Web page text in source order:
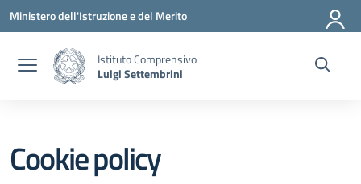
Vai ai contenuti
Vai al menu di navigazione
Vai al footer
Ministero dell'Istruzione e del Merito
Istituto Comprensivo
Luigi Settembrini
Cookie policy